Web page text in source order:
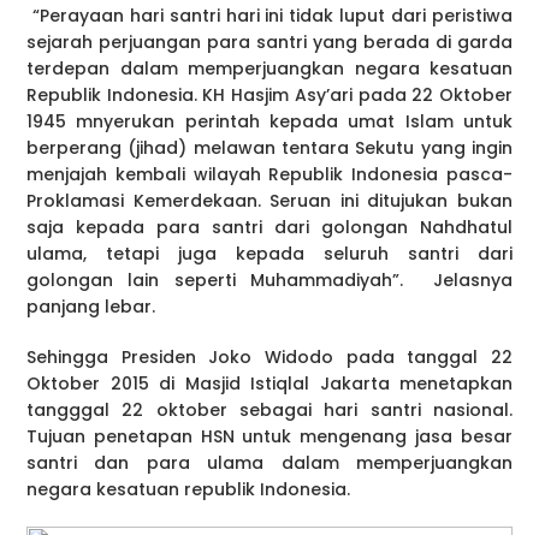
“Perayaan hari santri hari ini tidak luput dari peristiwa
sejarah perjuangan para santri yang berada di garda
terdepan dalam memperjuangkan negara kesatuan
Republik Indonesia. KH Hasjim Asy’ari pada 22 Oktober
1945 mnyerukan perintah kepada umat Islam untuk
berperang (jihad) melawan tentara Sekutu yang ingin
menjajah kembali wilayah Republik Indonesia pasca-
Proklamasi Kemerdekaan. Seruan ini ditujukan bukan
saja kepada para santri dari golongan Nahdhatul
ulama, tetapi juga kepada seluruh santri dari
golongan lain seperti Muhammadiyah”. Jelasnya
panjang lebar.
Sehingga Presiden Joko Widodo pada tanggal 22
Oktober 2015 di Masjid Istiqlal Jakarta menetapkan
tangggal 22 oktober sebagai hari santri nasional.
Tujuan penetapan HSN untuk mengenang jasa besar
santri dan para ulama dalam memperjuangkan
negara kesatuan republik Indonesia.